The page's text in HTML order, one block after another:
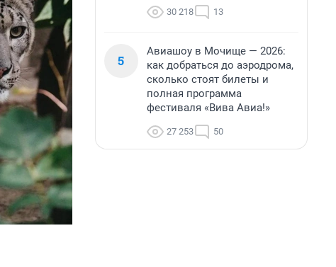
30 218 13
5
Авиашоу в Мочище — 2026:
как добраться до аэродрома,
сколько стоят билеты и
полная программа
фестиваля «Вива Авиа!»
27 253 50